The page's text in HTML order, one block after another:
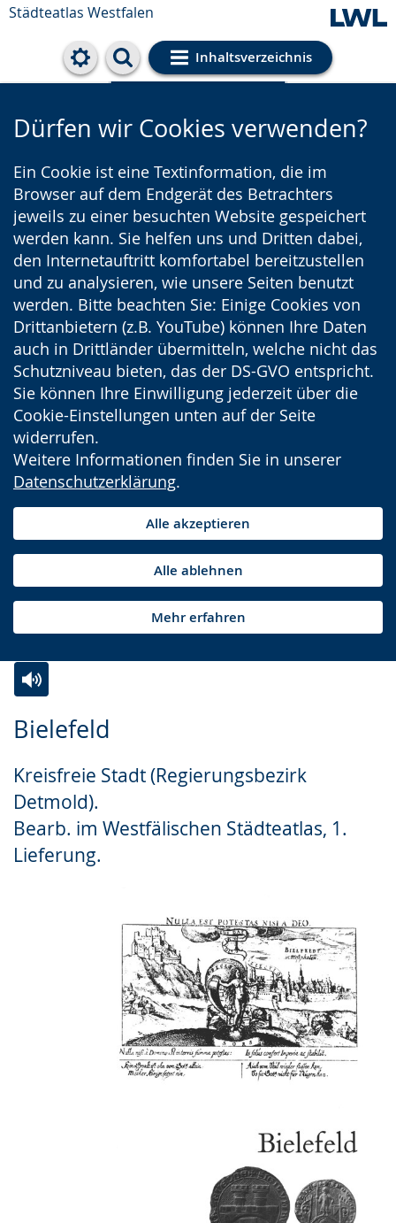
Städteatlas Westfalen
Inhaltsverzeichnis
Cookie-Einstellungen
Dürfen wir Cookies verwenden?
Ein Cookie ist eine Textinformation, die im
Browser auf dem Endgerät des Betrachters
jeweils zu einer besuchten Website gespeichert
werden kann. Sie helfen uns und Dritten dabei,
den Internetauftritt komfortabel bereitzustellen
und zu analysieren, wie unsere Seiten benutzt
werden. Bitte beachten Sie: Einige Cookies von
Drittanbietern (z.B. YouTube) können Ihre Daten
auch in Drittländer übermitteln, welche nicht das
Schutzniveau bieten, das der DS-GVO entspricht.
Sie können Ihre Einwilligung jederzeit über die
Cookie-Einstellungen unten auf der Seite
widerrufen.
Weitere Informationen finden Sie in unserer
Datenschutzerklärung.
Alle akzeptieren
Alle ablehnen
Mehr erfahren
Bielefeld
Kreisfreie Stadt (Regierungsbezirk
Detmold).
Bearb. im Westfälischen Städteatlas, 1.
Lieferung.
Leichten
wechseln.
Audio-
Video
Deutscher
Gebärdensprache
wird
angezeigt.